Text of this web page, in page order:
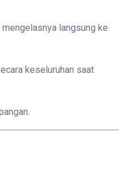
langsung ke
keseluruhan saat